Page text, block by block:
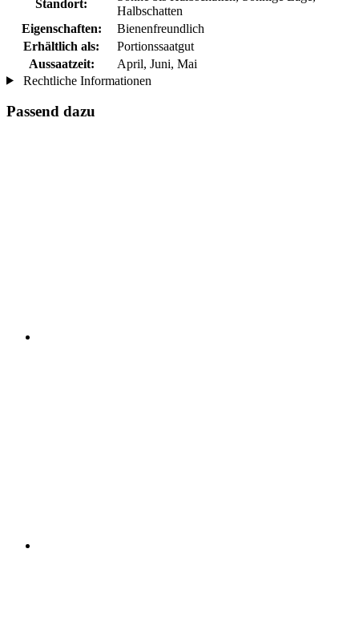
Standort:
Halbschatten
Eigenschaften:
Bienenfreundlich
Erhältlich als:
Portionssaatgut
Aussaatzeit:
April, Juni, Mai
Rechtliche Informationen
Passend dazu